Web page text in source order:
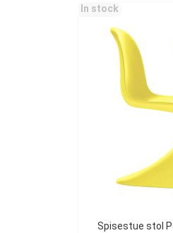
In stock
Spisestue stol